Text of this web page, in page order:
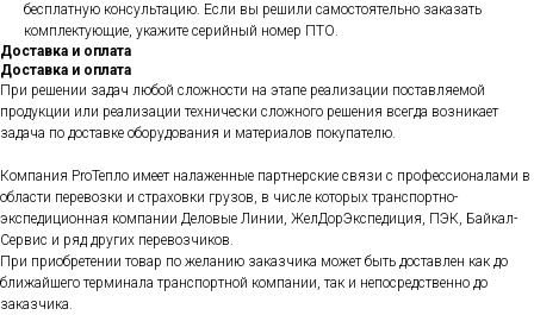
бесплатную консультацию. Если вы решили самостоятельно заказать
комплектующие, укажите серийный номер ПТО.
Доставка и оплата
Доставка и оплата
При решении задач любой сложности на этапе реализации поставляемой
продукции или реализации технически сложного решения всегда возникает
задача по доставке оборудования и материалов покупателю.
Компания ProТепло имеет налаженные партнерские связи с профессионалами в
области перевозки и страховки грузов, в числе которых транспортно-
экспедиционная компании Деловые Линии, ЖелДорЭкспедиция, ПЭК, Байкал-
Сервис и ряд других перевозчиков.
При приобретении товар по желанию заказчика может быть доставлен как до
ближайшего терминала транспортной компании, так и непосредственно до
заказчика.